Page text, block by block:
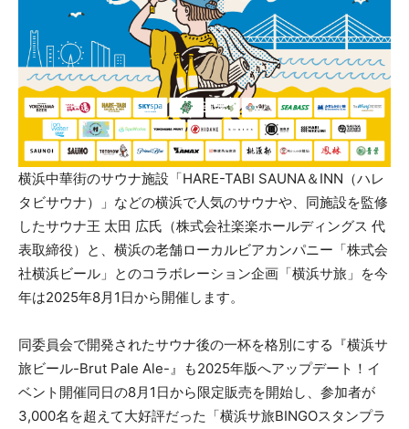
横浜中華街のサウナ施設「HARE-TABI SAUNA＆INN（ハレ
タビサウナ）」などの横浜で人気のサウナや、同施設を監修
したサウナ王 太田 広氏（株式会社楽楽ホールディングス 代
表取締役）と、横浜の老舗ローカルビアカンパニー「株式会
社横浜ビール」とのコラボレーション企画「横浜サ旅」を今
年は2025年8月1日から開催します。
同委員会で開発されたサウナ後の一杯を格別にする『横浜サ
旅ビール-Brut Pale Ale-』も2025年版へアップデート！イ
ベント開催同日の8月1日から限定販売を開始し、参加者が
3,000名を超えて大好評だった「横浜サ旅BINGOスタンプラ